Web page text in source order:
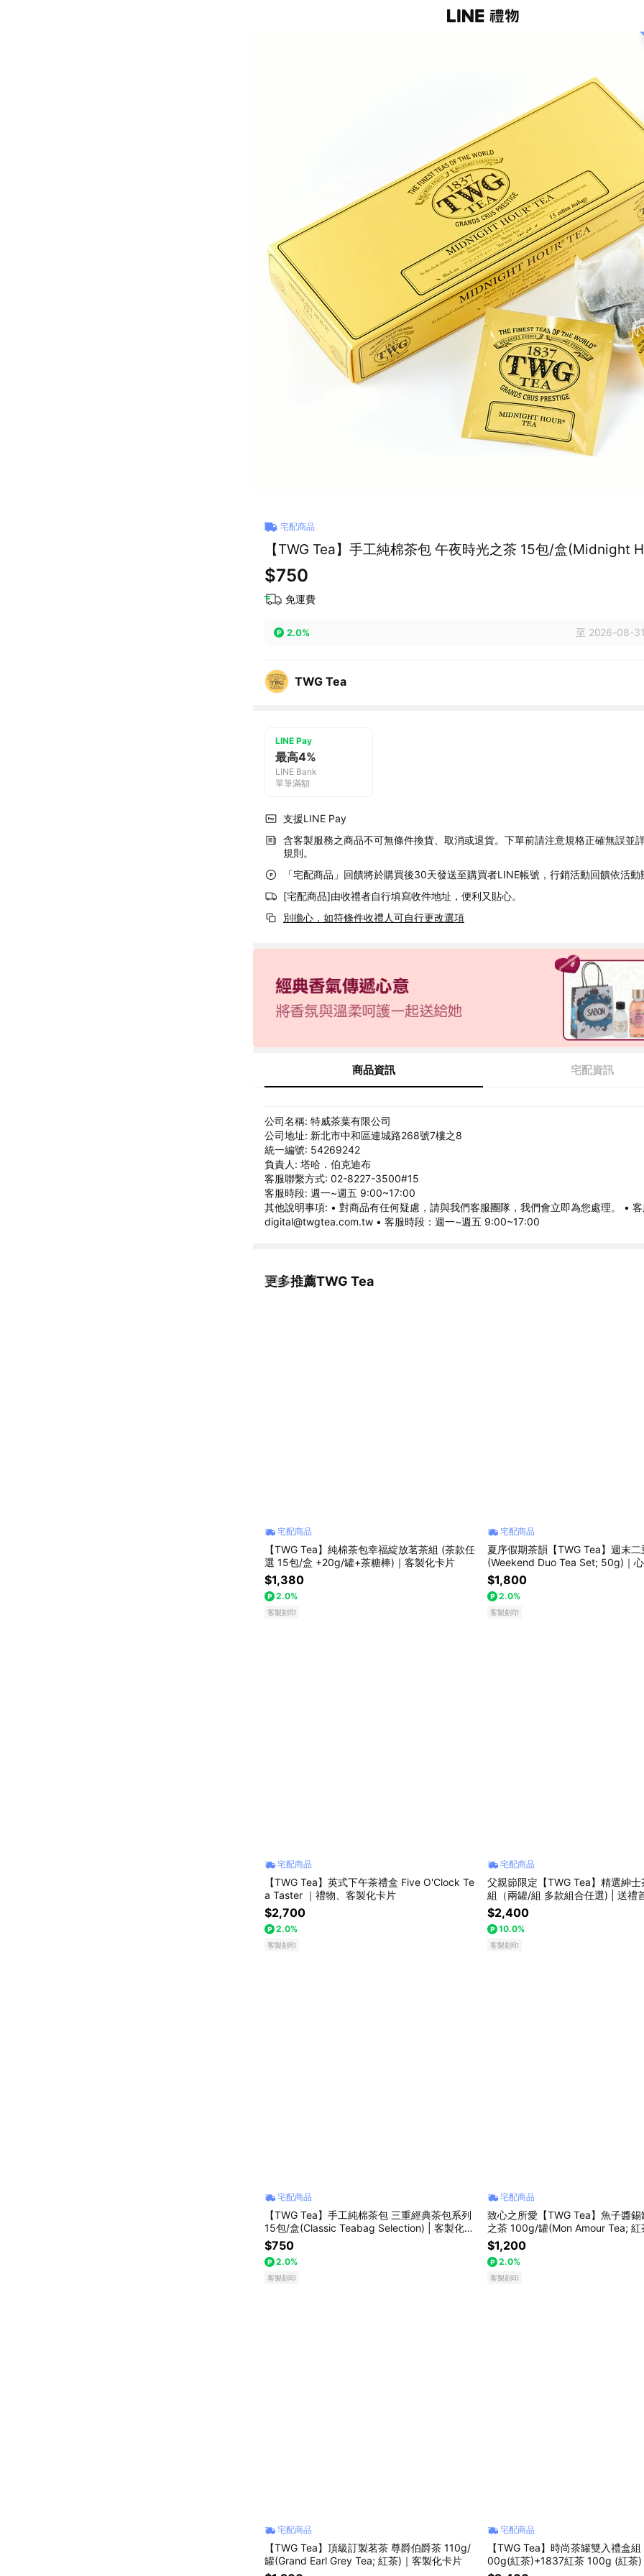
宅配商品
【TWG Tea】手工純棉茶包 午夜時光之茶 15包/盒(Midnight
$750
免運費
2.0% 至 2026-08-
TWG Tea
LINE Pay
最高4%
LINE Bank
單筆滿額
支援LINE Pay
含客製服務之商品不可無條件換貨、取消或退貨。下單前請注意規格正確無誤並
規則。
「宅配商品」回饋將於購買後30天發送至購買者LINE帳號，行銷活動回饋依活動
[宅配商品]由收禮者自行填寫收件地址，便利又貼心。
別擔心，如符條件收禮人可自行更改選項
商品資訊 宅配資訊
公司名稱: 特威茶葉有限公司
公司地址: 新北市中和區連城路268號7樓之8
統一編號: 54269242
負責人: 塔哈．伯克迪布
客服聯繫方式: 02-8227-3500#15
客服時段: 週一~週五 9:00~17:00
其他說明事項: • 對商品有任何疑慮，請與我們客服團隊，我們會立即為您處理。 • 客
digital@twgtea.com.tw • 客服時段：週一~週五 9:00~17:00
更多推薦TWG Tea
看更多
宅配商品
【TWG Tea】純棉茶包幸福綻放茗茶組 (茶款任
選 15包/盒 +20g/罐+茶糖棒)｜客製化卡片
$1,380
2.0%
客製刻印
宅配商品
夏序假期茶韻【TWG Tea】週末二
(Weekend Duo Tea Set; 50g)｜
禮人自選茶款、客製化卡片
$1,800
2.0%
客製刻印
宅配商品
【TWG Tea】英式下午茶禮盒 Five O'Clock Te
a Taster ｜禮物、客製化卡片
$2,700
2.0%
客製刻印
宅配商品
父親節限定【TWG Tea】精選紳士
組（兩罐/組 多款組合任選) | 送禮
自選茶款、客製化卡片
$2,400
10.0%
客製刻印
宅配商品
【TWG Tea】手工純棉茶包 三重經典茶包系列
15包/盒(Classic Teabag Selection) | 客製化卡
片
$750
2.0%
客製刻印
宅配商品
致心之所愛【TWG Tea】魚子醬
之茶 100g/罐(Mon Amour Tea; 紅
節、紀念日禮物、客製化卡片
$1,200
2.0%
客製刻印
宅配商品
【TWG Tea】頂級訂製茗茶 尊爵伯爵茶 110g/
罐(Grand Earl Grey Tea; 紅茶)｜客製化卡片
宅配商品
【TWG Tea】時尚茶罐雙入禮盒
00g(紅茶)+1837紅茶 100g (紅茶)
片